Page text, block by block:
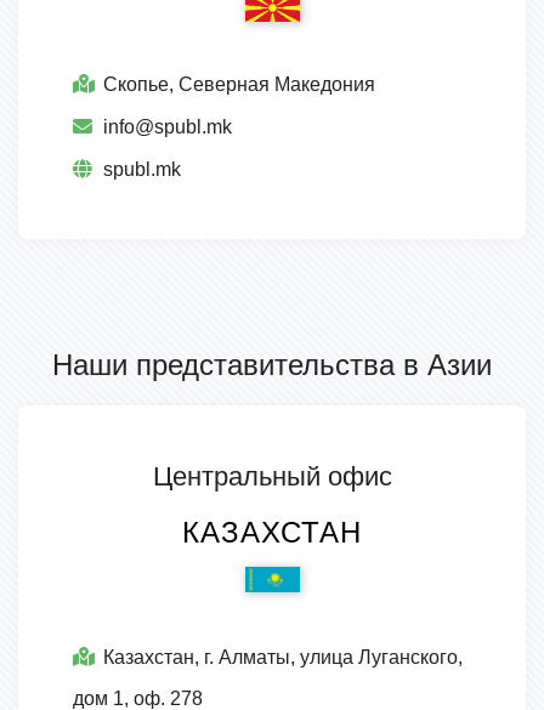
Скопье, Северная Македония
info@spubl.mk
spubl.mk
Наши представительства в Азии
Центральный офис
КАЗАХСТАН
Казахстан, г. Алматы, улица Луганского,
дом 1, оф. 278